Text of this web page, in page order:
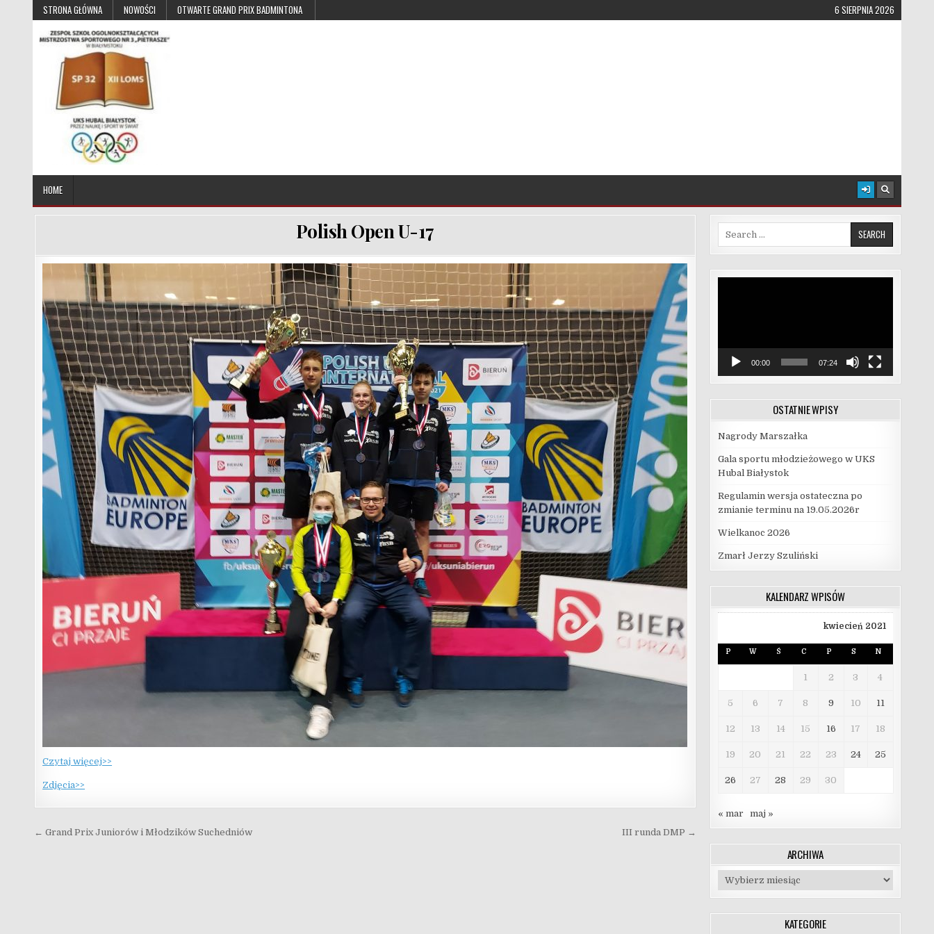
Skip to contentSTRONA GŁÓWNA NOWOŚCI OTWARTE GRAND PRIX BADMINTONA 6 SIERPNIA 2026
UKS Hubal Białystok
HOME
Polish Open U-17
Czytaj więcej>>
Zdjęcia>>
Nawigacja wpisu III runda DMP →
← Grand Prix Juniorów i Młodzików Suchedniów
Search for:
00:00 07:24
OSTATNIE WPISY
Nagrody Marszałka
Gala sportu młodzieżowego w UKS
Hubal Białystok
Regulamin wersja ostateczna po
zmianie terminu na 19.05.2026r
Wielkanoc 2026
Zmarł Jerzy Szuliński
KALENDARZ WPISÓW
kwiecień 2021
P W Ś C P S N
1 2 3 4
5 6 7 8 9 10 11
12 13 14 15 16 17 18
19 20 21 22 23 24 25
26 27 28 29 30
« mar maj »
ARCHIWA
Archiwa
KATEGORIE